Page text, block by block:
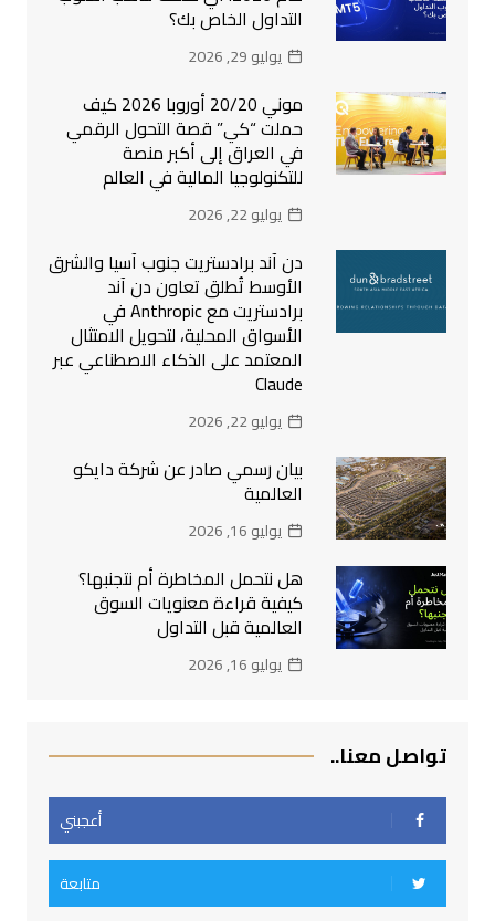
التداول الخاص بك؟
يوليو 29, 2026
موني 20/20 أوروبا 2026 كيف
حملت “كي” قصة التحول الرقمي
في العراق إلى أكبر منصة
للتكنولوجيا المالية في العالم
يوليو 22, 2026
دن آند برادستريت جنوب آسيا والشرق
الأوسط تُطلق تعاون دن آند
برادستريت مع Anthropic في
الأسواق المحلية، لتحويل الامتثال
المعتمد على الذكاء الاصطناعي عبر
Claude
يوليو 22, 2026
بيان رسمي صادر عن شركة دايكو
العالمية
يوليو 16, 2026
هل نتحمل المخاطرة أم نتجنبها؟
كيفية قراءة معنويات السوق
العالمية قبل التداول
يوليو 16, 2026
تواصل معنا..
أعجبني
متابعة